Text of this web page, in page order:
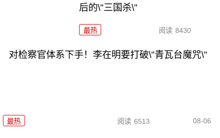
后的\"三国杀\"
最热 阅读 8430
对检察官体系下手！李在明要打破\"青瓦台魔咒\"
最热 阅读 6513 08-06